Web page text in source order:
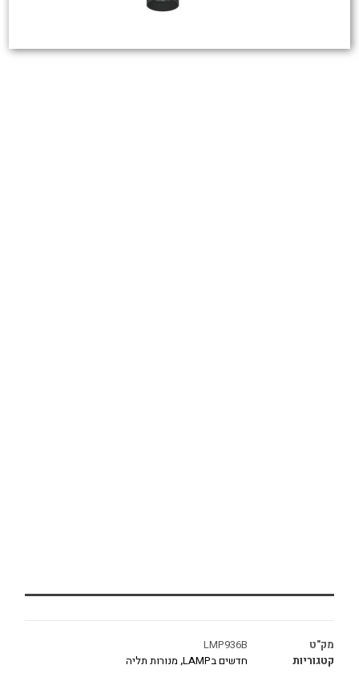
מק"ט
LMP936B
קטגוריות
חדשים בLAMP , מנורות תליה